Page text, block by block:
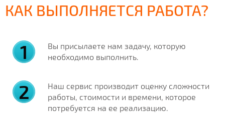
КАК ВЫПОЛНЯЕТСЯ РАБОТА?
Вы присылаете нам задачу, которую
необходимо выполнить.
Наш сервис производит оценку сложности
работы, стоимости и времени, которое
потребуется на ее реализацию.